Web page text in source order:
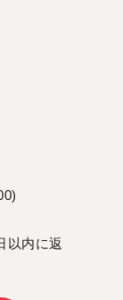
以内に返